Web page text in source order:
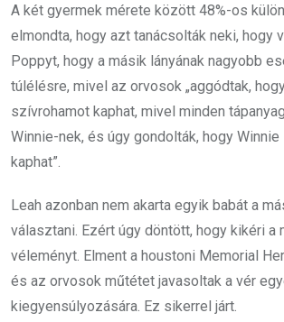
A két gyermek mérete között 48%-os
elmondta, hogy azt tanácsolták neki, hogy
Poppyt, hogy a másik lányának nagyobb
túlélésre, mivel az orvosok „aggódtak,
szívrohamot kaphat, mivel minden
Winnie-nek, és úgy gondolták, hogy
kaphat”.
Leah azonban nem akarta egyik babát a
választani. Ezért úgy döntött, hogy kikéri a
véleményt. Elment a houstoni Memorial
és az orvosok műtétet javasoltak a vér
kiegyensúlyozására. Ez sikerrel járt.